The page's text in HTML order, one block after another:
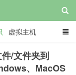
虚拟主机
/文件夹到
、MacOS